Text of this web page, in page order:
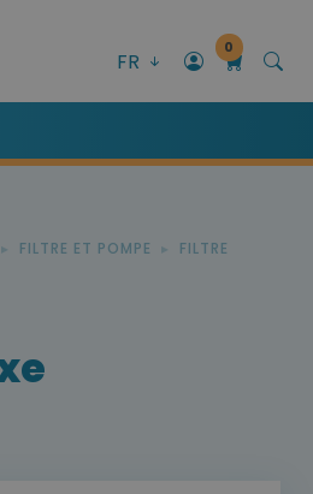
FR
0
FILTRE ET POMPE
FILTRE